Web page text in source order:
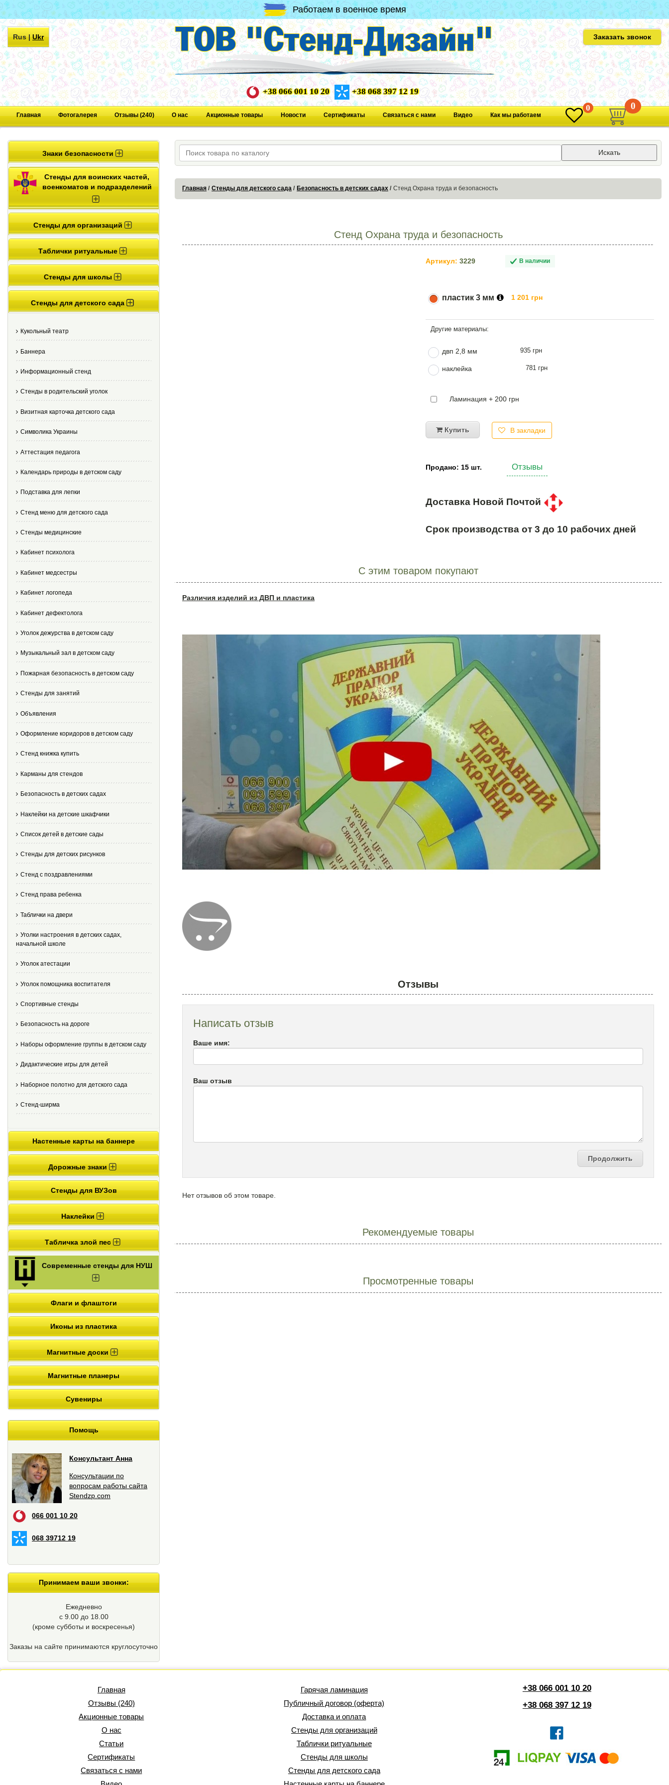
Работаем в военное время
Rus|Ukr Заказать звонок
+38 066 001 10 20 +38 068 397 12 19
Главная Фотогалерея Отзывы (240) О нас Акционные товары Новости Сертификаты Связаться с нами Видео Как мы работаем
0 0
Знаки безопасности
Стенды для воинских частей,
военкоматов и подразделений
Стенды для организаций
Таблички ритуальные
Стенды для школы
Стенды для детского сада
Кукольный театр
Баннера
Информационный стенд
Стенды в родительский уголок
Визитная карточка детского сада
Cимволика Украины
Аттестация педагога
Календарь природы в детском саду
Подставка для лепки
Стенд меню для детского сада
Стенды медицинские
Кабинет психолога
Кабинет медсестры
Кабинет логопеда
Кабинет дефектолога
Уголок дежурства в детском саду
Музыкальный зал в детском саду
Пожарная безопасность в детском саду
Стенды для занятий
Объявления
Оформление коридоров в детском саду
Стенд книжка купить
Карманы для стендов
Безопасность в детских садах
Наклейки на детские шкафчики
Список детей в детские сады
Стенды для детских рисунков
Стенд с поздравлениями
Стенд права ребенка
Таблички на двери
Уголки настроения в детских садах,
начальной школе
Уголок атестации
Уголок помощника воспитателя
Спортивные стенды
Безопасность на дороге
Наборы оформление группы в детском саду
Дидактические игры для детей
Наборное полотно для детского сада
Стенд-ширма
Настенные карты на баннере
Дорожные знаки
Стенды для ВУЗов
Наклейки
Табличка злой пес
Современные стенды для НУШ
Флаги и флаштоги
Иконы из пластика
Магнитные доски
Магнитные планеры
Сувениры
Помощь
Консультант Анна
Консультации по
вопросам работы сайта
Stendzp.com
066 001 10 20
068 39712 19
Принимаем ваши звонки:
Ежедневно
с 9.00 до 18.00
(кроме cубботы и воскресенья)
Заказы на сайте принимаются круглосуточно
Искать
Главная Стенды для детского сада Безопасность в детских садах Стенд Охрана труда и безопасность
Стенд Охрана труда и безопасность
Артикул: 3229 В наличии
пластик 3 мм 1 201 грн
двп 2,8 мм 935 грн
наклейка 781 грн
Ламинация + 200 грн
Купить В закладки
Продано: 15 шт. Отзывы
Доставка Новой Почтой
Срок производства от 3 до 10 рабочих дней
С этим товаром покупают
Различия изделий из ДВП и пластика
Отзывы
Написать отзыв
Ваше имя:
Ваш отзыв
Продолжить
Нет отзывов об этом товаре.
Рекомендуемые товары
Просмотренные товары
Главная
Отзывы (240)
Акционные товары
О нас
Статьи
Сертификаты
Связаться с нами
Гарячая ламинация
Публичный договор (оферта)
Доставка и оплата
Стенды для организаций
Таблички ритуальные
Стенды для школы
Стенды для детского сада
+38 066 001 10 20
+38 068 397 12 19